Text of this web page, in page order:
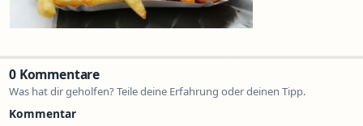
0 Kommentare
Was hat dir geholfen? Teile deine Erfahrung oder deinen Tipp.
Kommentar